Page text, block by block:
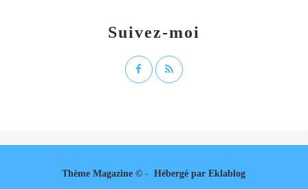
Suivez-moi
Thème Magazine © - Hébergé parEklablog